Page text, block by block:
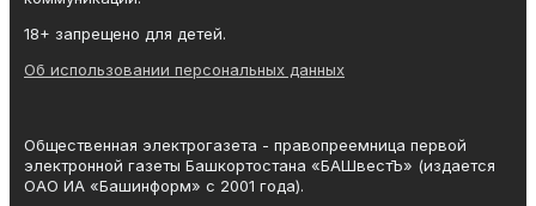
18+ запрещено для детей.
Об использовании персональных данных
Общественная электрогазета - правопреемница первой
электронной газеты Башкортостана «БАШвестЪ» (издается
ОАО ИА «Башинформ» с 2001 года).